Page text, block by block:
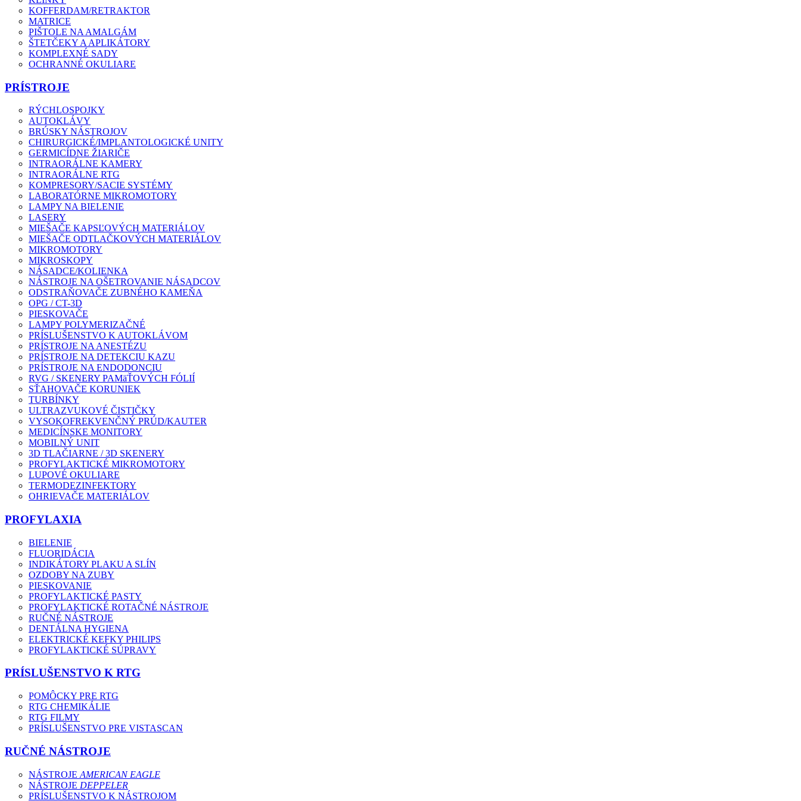
KOFFERDAM/RETRAKTOR
MATRICE
PIŠTOLE NA AMALGÁM
ŠTETČEKY A APLIKÁTORY
KOMPLEXNÉ SADY
OCHRANNÉ OKULIARE
PRÍSTROJE
RÝCHLOSPOJKY
AUTOKLÁVY
BRÚSKY NÁSTROJOV
CHIRURGICKÉ/IMPLANTOLOGICKÉ UNITY
GERMICÍDNE ŽIARIČE
INTRAORÁLNE KAMERY
INTRAORÁLNE RTG
KOMPRESORY/SACIE SYSTÉMY
LABORATÓRNE MIKROMOTORY
LAMPY NA BIELENIE
LASERY
MIEŠAČE KAPSĽOVÝCH MATERIÁLOV
MIEŠAČE ODTLAČKOVÝCH MATERIÁLOV
MIKROMOTORY
MIKROSKOPY
NÁSADCE/KOLIENKA
NÁSTROJE NA OŠETROVANIE NÁSADCOV
ODSTRAŇOVAČE ZUBNÉHO KAMEŇA
OPG / CT-3D
PIESKOVAČE
LAMPY POLYMERIZAČNÉ
PRÍSLUŠENSTVO K AUTOKLÁVOM
PRÍSTROJE NA ANESTÉZU
PRÍSTROJE NA DETEKCIU KAZU
PRÍSTROJE NA ENDODONCIU
RVG / SKENERY PAMäŤOVÝCH FÓLIÍ
SŤAHOVAČE KORUNIEK
TURBÍNKY
ULTRAZVUKOVÉ ČISTIČKY
VYSOKOFREKVENČNÝ PRÚD/KAUTER
MEDICÍNSKE MONITORY
MOBILNÝ UNIT
3D TLAČIARNE / 3D SKENERY
PROFYLAKTICKÉ MIKROMOTORY
LUPOVÉ OKULIARE
TERMODEZINFEKTORY
OHRIEVAČE MATERIÁLOV
PROFYLAXIA
BIELENIE
FLUORIDÁCIA
INDIKÁTORY PLAKU A SLÍN
OZDOBY NA ZUBY
PIESKOVANIE
PROFYLAKTICKÉ PASTY
PROFYLAKTICKÉ ROTAČNÉ NÁSTROJE
RUČNÉ NÁSTROJE
DENTÁLNA HYGIENA
ELEKTRICKÉ KEFKY PHILIPS
PROFYLAKTICKÉ SÚPRAVY
PRÍSLUŠENSTVO K RTG
POMÔCKY PRE RTG
RTG CHEMIKÁLIE
RTG FILMY
PRÍSLUŠENSTVO PRE VISTASCAN
RUČNÉ NÁSTROJE
NÁSTROJE AMERICAN EAGLE
NÁSTROJE DEPPELER
PRÍSLUŠENSTVO K NÁSTROJOM